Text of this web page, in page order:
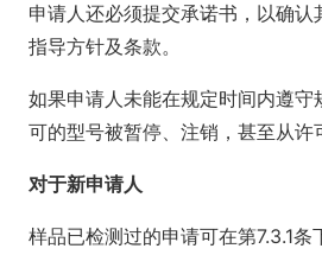
申请人还必须提交承诺书，以确认
指导方针及条款。
如果申请人未能在规定时间内遵守
可的型号被暂停、注销，甚至从许
对于新申请人
样品已检测过的申请可在第7.3.1